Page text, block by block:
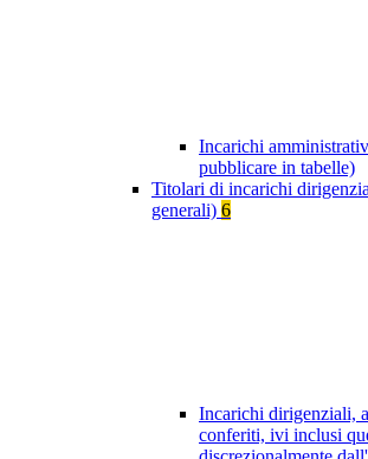
Incarichi
pubblicare in tabelle)
Titolari di incarichi
generali) 6
Incarichi dirigenziali,
conferiti, ivi inclusi